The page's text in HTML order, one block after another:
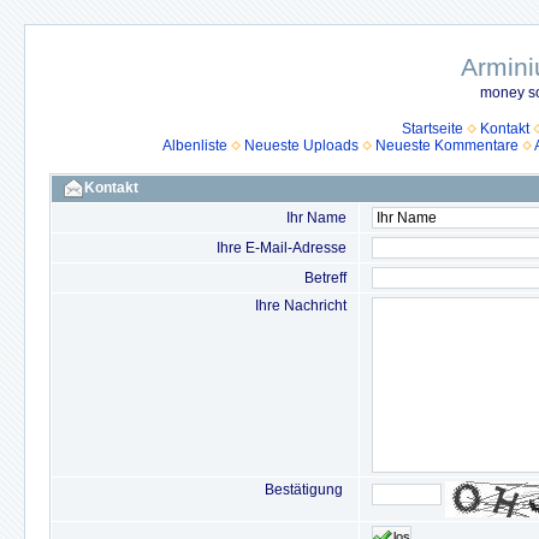
money
Startseite
Kontakt
Albenliste
Neueste Uploads Neueste Kommentare
Kontakt
Ihr Name
Ihre E-Mail-Adresse
Betreff
Ihre Nachricht
Bestätigung